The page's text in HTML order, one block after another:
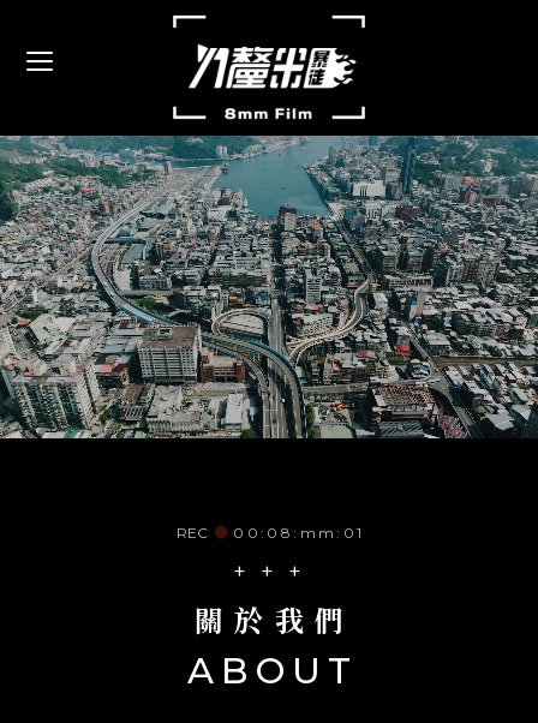
台中影片製作公司
REC ● 00:08:mm:01
+ + +
關於我們
ABOUT